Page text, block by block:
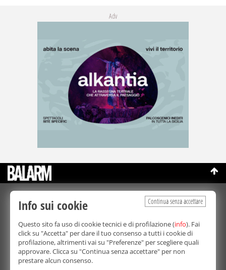
Adv
©Copyright 2003-2026
Bmedia Srl
- P.IVA 07064240828
forma, su qualsiasi supporto è proibita.
Balarm.it è una testata giornalistica registrata. Autorizzazione del
Tribunale di Palermo n° 32 del 21/10/2003
Direttore responsabile:Fabio Ricotta
Privacy e Cookie Policy
Continua senza accettare
Info sui cookie
Questo sito fa uso di cookie tecnici e di profilazione (info). Fai
click su "Accetta" per dare il tuo consenso a tutti i cookie di
profilazione, altrimenti vai su "Preferenze" per scegliere quali
approvare. Clicca su "Continua senza accettare" per non
prestare alcun consenso.